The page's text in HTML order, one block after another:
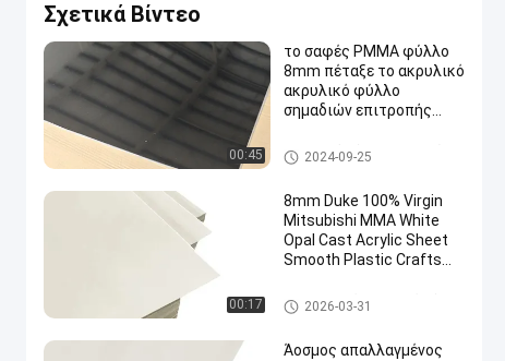
Σχετικά Βίντεο
00:45
το σαφές PMMA φύλλο
8mm πέταξε το ακρυλικό
ακρυλικό φύλλο
σημαδιών επιτροπής
Ακρυλικό φύλλο σημαδιών
2024-09-25
00:17
8mm Duke 100% Virgin
Mitsubishi MMA White
Opal Cast Acrylic Sheet
Smooth Plastic Crafts
Υγειονομικά ακρυλικά φύλλα
2026-03-31
Άοσμος απαλλαγμένος